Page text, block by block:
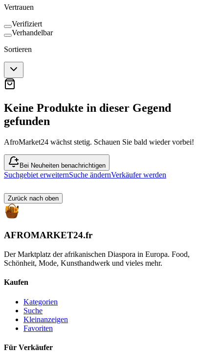
Vertrauen
Verifiziert
Verhandelbar
Sortieren
Keine Produkte in dieser Gegend
gefunden
AfroMarket24 wächst stetig. Schauen Sie bald wieder vorbei!
Bei Neuheiten benachrichtigen
Suchgebiet erweiternSuche ändernVerkäufer werden
Zurück nach oben
AFROMARKET24.fr
Der Marktplatz der afrikanischen Diaspora in Europa. Food,
Schönheit, Mode, Kunsthandwerk und vieles mehr.
Kaufen
Kategorien
Suche
Kleinanzeigen
Favoriten
Für Verkäufer